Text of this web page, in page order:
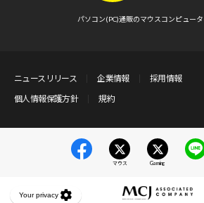
パソコン(PC)通販のマウスコンピュータ
ニュースリリース 企業情報
採用情報
個人情報保護方針
規約
マウス Gaming